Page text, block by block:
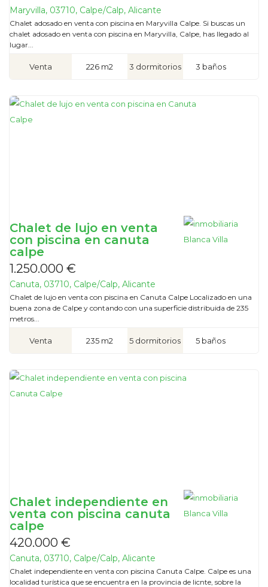
Maryvilla, 03710, Calpe/Calp, Alicante
Chalet adosado en venta con piscina en Maryvilla Calpe. Si buscas un
chalet adosado en venta con piscina en Maryvilla, Calpe, has llegado al
lugar...
Venta 226 m2 3 dormitorios 3 baños
Chalet de lujo en venta
con piscina en canuta
calpe
1.250.000 €
Canuta, 03710, Calpe/Calp, Alicante
Chalet de lujo en venta con piscina en Canuta Calpe Localizado en una
buena zona de Calpe y contando con una superficie distribuida de 235
metros...
Venta 235 m2 5 dormitorios 5 baños
Chalet independiente en
venta con piscina canuta
calpe
420.000 €
Canuta, 03710, Calpe/Calp, Alicante
Chalet independiente en venta con piscina Canuta Calpe. Calpe es una
localidad turística que se encuentra en la provincia de licnte, sobre la